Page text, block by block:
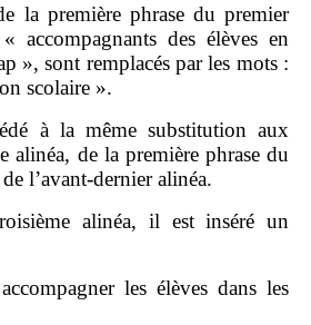
la première phrase du premier
accompagnants des élèves en
», sont remplacés par les mots :
scolaire ».
à la même substitution aux
alinéa, de la première phrase du
l’avant‑dernier alinéa.
alinéa, il est inséré un
les élèves dans les